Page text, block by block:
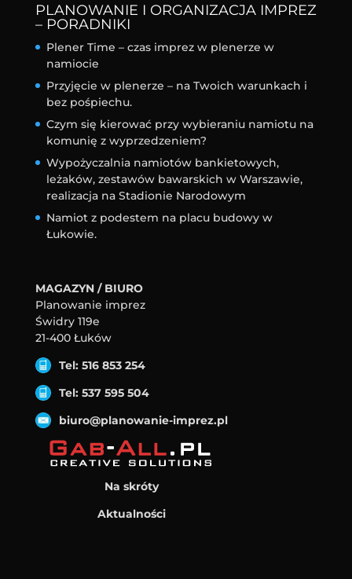
PLANOWANIE I ORGANIZACJA IMPREZ
– PORADNIKI
Plener Time – czas imprez w plenerze w
namiocie
Przyjęcie w plenerze – na Twoich warunkach i
bez pośpiechu.
Czym się kierować przy wybieraniu namiotu na
komunię z wyprzedzeniem?
Wypożyczalnia namiotów bankietowych,
leżaków, zestawów bawarskich w Warszawie,
realizacja na Stadionie Narodowym
Namiot z podestem na placu budowy w
Łukowie.
MAGAZYN / BIURO
Planowanie imprez
Świdry 119e
21-400 Łuków
Tel: 516 853 254
Tel: 537 595 504
biuro@planowanie-imprez.pl
Na skróty
Aktualności